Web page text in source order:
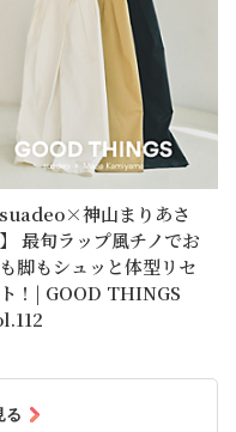
suadeo×神山まりあさ
最旬ラップ風チノでお
脚もシュッと体型リセ
！| GOOD THINGS
る